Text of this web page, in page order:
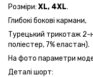
Розміри: XL, 4XL.
Глибокі бокові кармани,
Турецький трикотаж 2-
поліестер, 7% еластан).
На фото параметри
Деталі шорт: